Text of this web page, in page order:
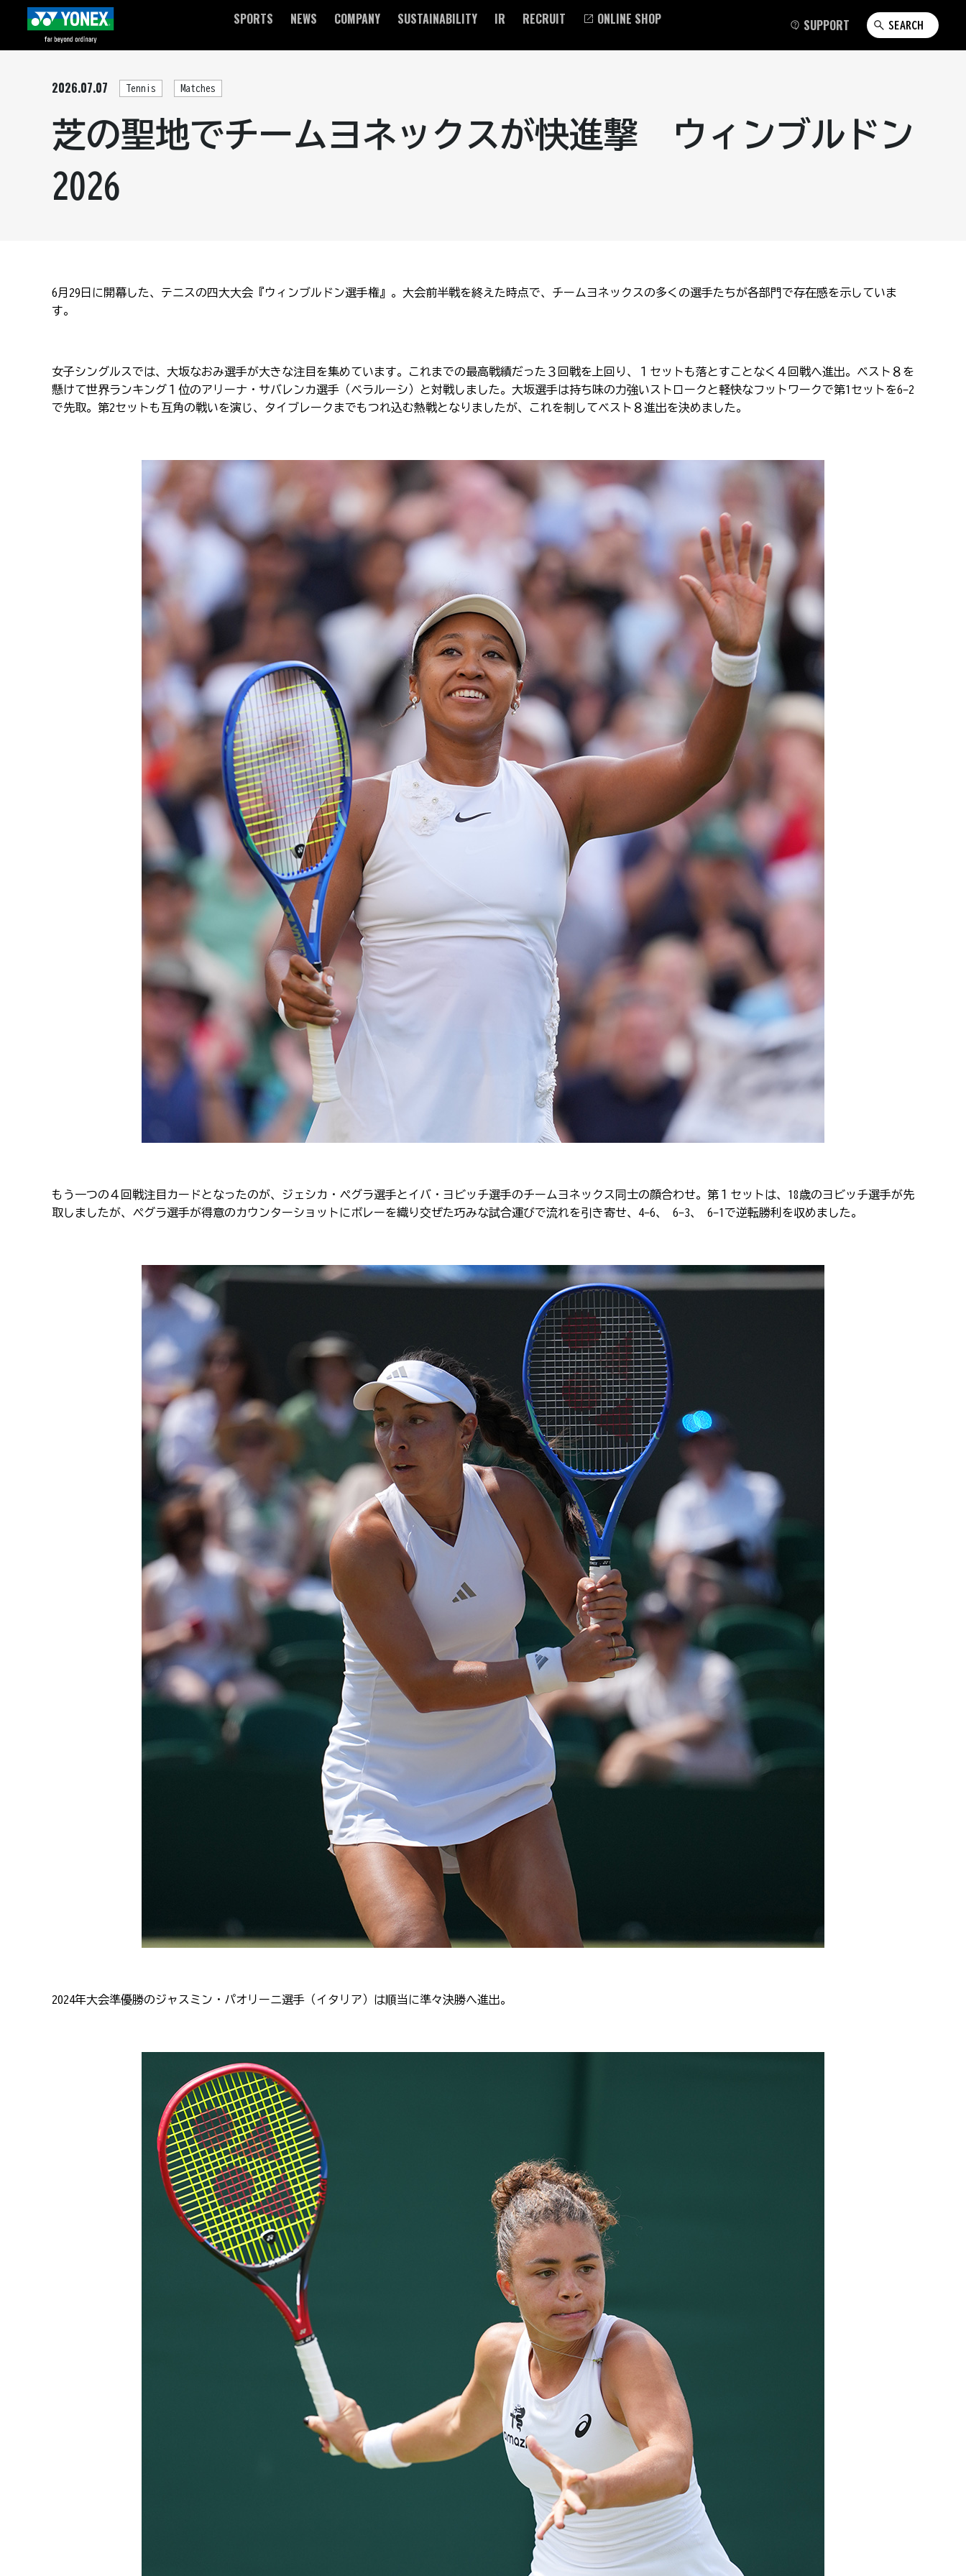
SPORTS NEWS COMPANY SUSTAINABILITY IR RECRUIT ONLINE SHOP SUPPORT SEARCH
2026.07.07 Tennis Matches
芝の聖地でチームヨネックスが快進撃 ウィンブルドン
2026
6月 29 日に開幕した、テニスの四大大会『ウィンブルドン選手権』。大会前半戦を終えた時点で、チームヨネックスの多くの選手たちが各部門で存在感を示していま
す。
女子シングルスでは、大坂なおみ選手が大きな注目を集めています。これまでの最高戦績だった３回戦を上回り、１セットも落とすことなく４回戦へ進出。ベスト８を
懸けて世界ランキング１位のアリーナ・サバレンカ選手（ベラルーシ）と対戦しました。大坂選手は持ち味の力強いストロークと軽快なフットワークで第1 セットを6-2
で先取。第2セットも互角の戦いを演じ、タイブレークまでもつれ込む熱戦となりましたが、これを制してベスト８進出を決めました。
もう一つの４回戦注目カードとなったのが、ジェシカ・ペグラ選手とイバ・ヨビッチ選手のチームヨネックス同士の顔合わせ。第１セットは、 18歳のヨビッチ選手が先
取しましたが、ペグラ選手が得意のカウンターショットにボレーを織り交ぜた巧みな試合運びで流れを引き寄せ、 4-6、 6-3、 6-1 で逆転勝利を収めました。
2024年大会準優勝のジャスミン・パオリーニ選手（イタリア）は順当に準々決勝へ進出。